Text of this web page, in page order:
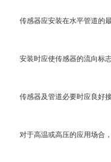
传感器应安装在水平管道的最
安装时应使传感器的流向标志
传感器及管道必要时应良好接
对于高温或高压的应用场合，